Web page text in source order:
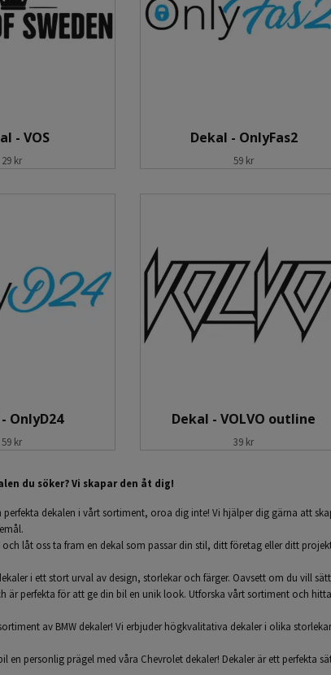
- VOS
29 kr
Dekal - OnlyFas2
59 kr
OnlyD24
59 kr
Dekal - VOLVO outline
39 kr
du söker? Vi skapar den åt dig!
dekalen i vårt sortiment, oroa dig inte! Vi hjälper dig gärna att
och låt oss ta fram en dekal som passar din stil, ditt företag eller ditt
i ett stort urval av design, storlekar och färger. Oavsett om du vill
är perfekta för att ge din bil en unik look. Utforska vårt sortiment och
av BMW dekaler! Vi erbjuder högkvalitativa dekaler i olika
en personlig prägel med våra Chevrolet dekaler! Dekaler är ett perfekta